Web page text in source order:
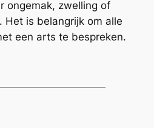
ongemak, zwelling of
Het is belangrijk om alle
een arts te bespreken.